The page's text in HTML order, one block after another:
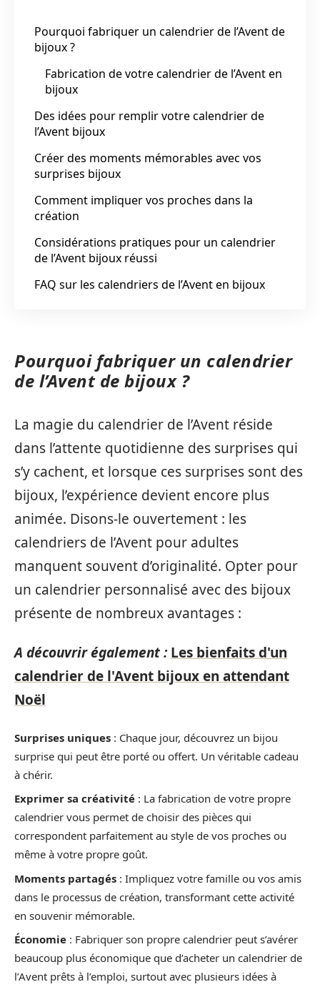
Pourquoi fabriquer un calendrier de l’Avent de
bijoux ?
Fabrication de votre calendrier de l’Avent en
bijoux
Des idées pour remplir votre calendrier de
l’Avent bijoux
Créer des moments mémorables avec vos
surprises bijoux
Comment impliquer vos proches dans la
création
Considérations pratiques pour un calendrier
de l’Avent bijoux réussi
FAQ sur les calendriers de l’Avent en bijoux
Pourquoi fabriquer un calendrier
de l’Avent de bijoux ?
La magie du calendrier de l’Avent réside
dans l’attente quotidienne des surprises qui
s’y cachent, et lorsque ces surprises sont des
bijoux, l’expérience devient encore plus
animée. Disons-le ouvertement : les
calendriers de l’Avent pour adultes
manquent souvent d’originalité. Opter pour
un calendrier personnalisé avec des bijoux
présente de nombreux avantages :
A découvrir également : Les bienfaits d'un
calendrier de l'Avent bijoux en attendant
Noël
Surprises uniques : Chaque jour, découvrez un bijou
surprise qui peut être porté ou offert. Un véritable cadeau
à chérir.
Exprimer sa créativité : La fabrication de votre propre
calendrier vous permet de choisir des pièces qui
correspondent parfaitement au style de vos proches ou
même à votre propre goût.
Moments partagés : Impliquez votre famille ou vos amis
dans le processus de création, transformant cette activité
en souvenir mémorable.
Économie : Fabriquer son propre calendrier peut s’avérer
beaucoup plus économique que d’acheter un calendrier de
l’Avent prêts à l’emploi, surtout avec plusieurs idées à